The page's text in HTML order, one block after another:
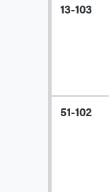
13-103
51-102